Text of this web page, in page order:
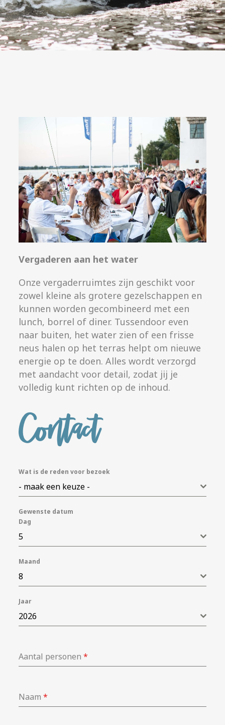
Vergaderen aan het water
Onze vergaderruimtes zijn geschikt voor
zowel kleine als grotere gezelschappen en
kunnen worden gecombineerd met een
lunch, borrel of diner. Tussendoor even
naar buiten, het water zien of een frisse
neus halen op het terras helpt om nieuwe
energie op te doen. Alles wordt verzorgd
met aandacht voor detail, zodat jij je
volledig kunt richten op de inhoud.
Contact
Wat is de reden voor bezoek
- maak een keuze -
Gewenste datum
Dag
5
Maand
8
Jaar
2026
Aantal personen*
Naam*